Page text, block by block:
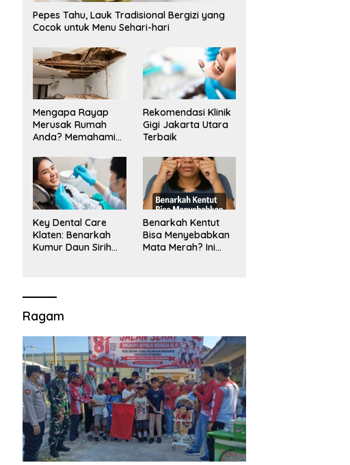
Pepes Tahu, Lauk Tradisional Bergizi yang
Cocok untuk Menu Sehari-hari
Mengapa Rayap
Merusak Rumah
Anda? Memahami
Killer”
Rekomendasi Klinik
Gigi Jakarta Utara
Terbaik
Key Dental Care
Klaten: Benarkah
Kumur Daun Sirih
Klaten
Benarkah Kentut
Bisa Menyebabkan
Mata Merah? Ini
Ragam